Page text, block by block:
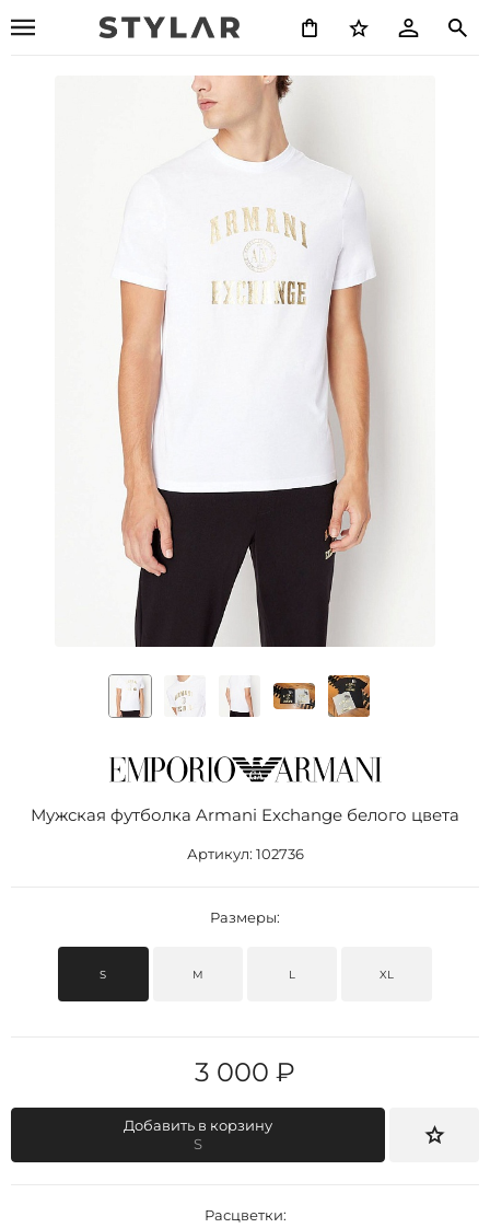
Мужская футболка Armani Exchange белого цвета
Артикул: 102736
Размеры:
S M L XL
3 000 ₽
Добавить в корзину
S
Расцветки: